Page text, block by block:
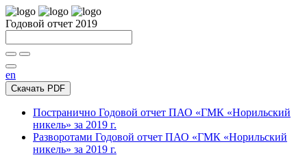
Годовой отчет 2019
en
Скачать PDF
Постранично Годовой отчет ПАО «ГМК «Норильский
никель» за 2019 г.
Разворотами Годовой отчет ПАО «ГМК «Норильский
никель» за 2019 г.